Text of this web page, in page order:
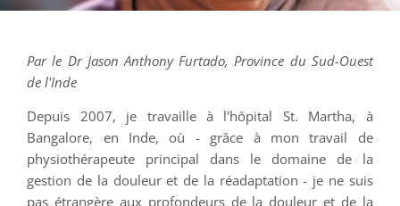
Par le Dr Jason Anthony Furtado, Province du Sud-Ouest
de l'Inde
Depuis 2007, je travaille à l'hôpital St. Martha, à
Bangalore, en Inde, où - grâce à mon travail de
physiothérapeute principal dans le domaine de la
gestion de la douleur et de la réadaptation - je ne suis
pas étrangère aux profondeurs de la douleur et de la